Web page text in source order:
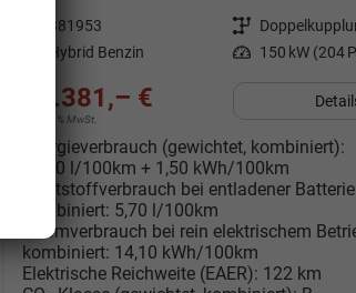
881953 Getriebe
Hybrid Benzin Leistung 150 kW (204
41.381,– €
incl. 19% MwSt.
Energieverbrauch (gewichtet, kombiniert):
14,10 l/100km + 1,50 kWh/100km
Kraftstoffverbrauch bei entladener Batterie
kombiniert: 5,70 l/100km
Stromverbrauch bei rein elektrischem
kombiniert: 14,10 kWh/100km
Elektrische Reichweite (EAER): 122 km